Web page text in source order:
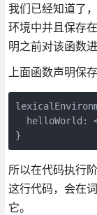
我们已经知道了
环境中并且保存
明之前对该函数进
上面函数声明保
helloWorld:
}
所以在代码执行
这行代码，会在
它。